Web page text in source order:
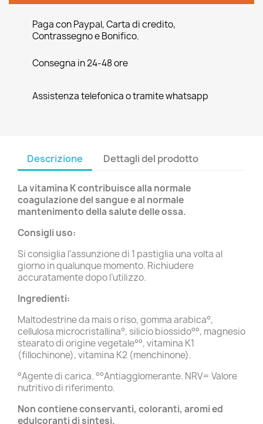
Paga con Paypal, Carta di credito,
Contrassegno e Bonifico.
Consegna in 24-48 ore
Assistenza telefonica o tramite whatsapp
Descrizione Dettagli del prodotto
La vitamina K contribuisce alla normale
coagulazione del sangue e al normale
mantenimento della salute delle ossa.
Consigli uso:
Si consiglia l’assunzione di 1 pastiglia una volta al
giorno in qualunque momento. Richiudere
accuratamente dopo l’utilizzo.
Ingredienti:
Maltodestrine da mais o riso, gomma arabica°,
cellulosa microcristallina°, silicio biossido°°, magnesio
stearato di origine vegetale°°, vitamina K1
(fillochinone), vitamina K2 (menchinone).
°Agente di carica. °°Antiagglomerante. NRV= Valore
nutritivo di riferimento.
Non contiene conservanti, coloranti, aromi ed
edulcoranti di sintesi.